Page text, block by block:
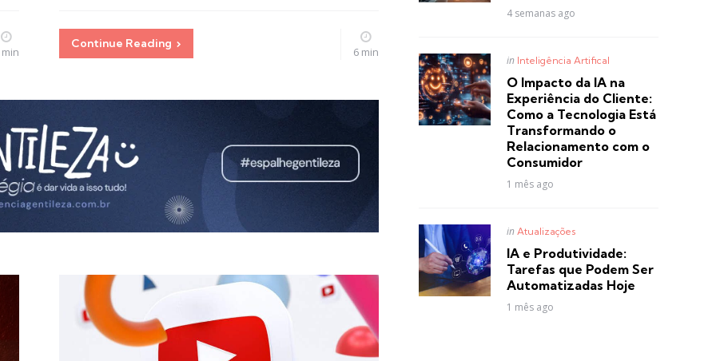
Continue Reading
6 min
4 semanas ago
Posted
in Inteligência Artifical
O Impacto da IA na
Experiência do Cliente:
Como a Tecnologia Está
Transformando o
Relacionamento com o
Consumidor
1 mês ago
Posted
in Atualizações
IA e Produtividade:
Tarefas que Podem Ser
Automatizadas Hoje
1 mês ago